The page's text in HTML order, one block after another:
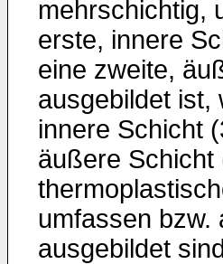
mehrschichtig,
erste, innere
eine zweite,
ausgebildet ist,
innere Schicht
äußere Schicht
umfassen bzw.
ausgebildet